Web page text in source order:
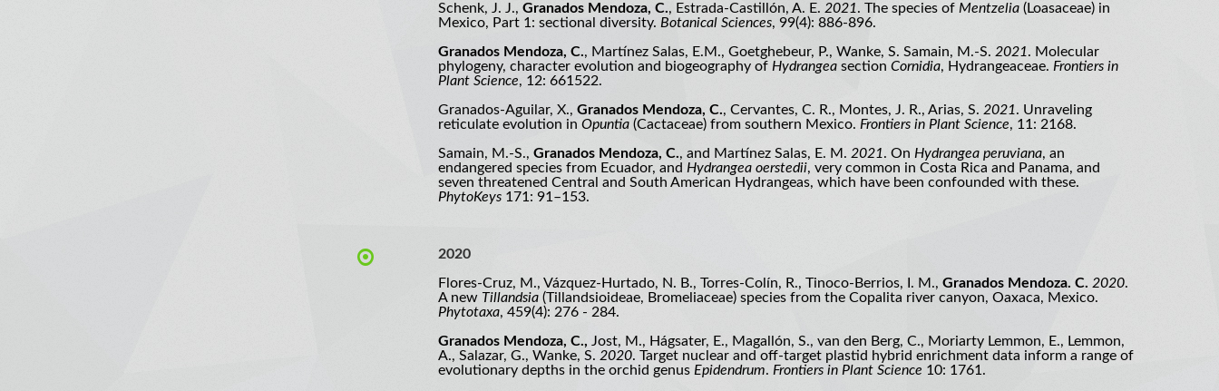
Schenk, J. J., Granados Mendoza, C., Estrada-Castillón, A. E. 2021. The species of Mentzelia (Loasaceae) in
Mexico, Part 1: sectional diversity. Botanical Sciences, 99(4): 886-896.
Granados Mendoza, C., Martínez Salas, E.M., Goetghebeur, P., Wanke, S. Samain, M.-S. 2021. Molecular
phylogeny, character evolution and biogeography of Hydrangea section Cornidia, Hydrangeaceae. Frontiers in
Plant Science, 12: 661522.
Granados-Aguilar, X., Granados Mendoza, C., Cervantes, C. R., Montes, J. R., Arias, S. 2021. Unraveling
reticulate evolution in Opuntia (Cactaceae) from southern Mexico. Frontiers in Plant Science, 11: 2168.
Samain, M.-S., Granados Mendoza, C., and Martínez Salas, E. M. 2021. On Hydrangea peruviana, an
endangered species from Ecuador, and Hydrangea oerstedii, very common in Costa Rica and Panama, and
seven threatened Central and South American Hydrangeas, which have been confounded with these.
PhytoKeys 171: 91–153.
2020
Flores-Cruz, M., Vázquez-Hurtado, N. B., Torres-Colín, R., Tinoco-Berrios, I. M., Granados Mendoza. C. 2020.
A new Tillandsia (Tillandsioideae, Bromeliaceae) species from the Copalita river canyon, Oaxaca, Mexico.
Phytotaxa, 459(4): 276 - 284.
Granados Mendoza, C., Jost, M., Hágsater, E., Magallón, S., van den Berg, C., Moriarty Lemmon, E., Lemmon,
A., Salazar, G., Wanke, S. 2020. Target nuclear and off-target plastid hybrid enrichment data inform a range of
evolutionary depths in the orchid genus Epidendrum. Frontiers in Plant Science 10: 1761.